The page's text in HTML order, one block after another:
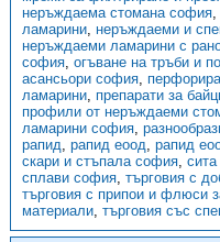
неръждаема стомана софия,
ламарини, неръждаеми и
неръждаеми ламарини с
софия, огъване на тръби и
асансьори софия,
ламарини, препарати за
профили от неръждаеми
ламарини софия,
рапид, рапид еоод, рапид
скари и стъпала софия,
сплави софия, търговия с
търговия с припои и флюси
материали, търговия със